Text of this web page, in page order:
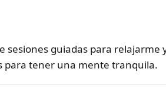
sesiones guiadas para relajarme
para tener una mente tranquila.